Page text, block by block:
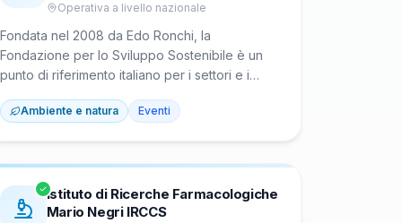
Operativa a livello nazionale
Fondata nel 2008 da Edo Ronchi, la
Fondazione per lo Sviluppo Sostenibile è un
punto di riferimento italiano per i settori e i
campo della transizione ecologica
capitale naturale. Supporta imprese,
organizzazioni e istituzioni in un impegno civile
Ambiente e natura Eventi
Istituto di Ricerche Farmacologiche
Mario Negri IRCCS